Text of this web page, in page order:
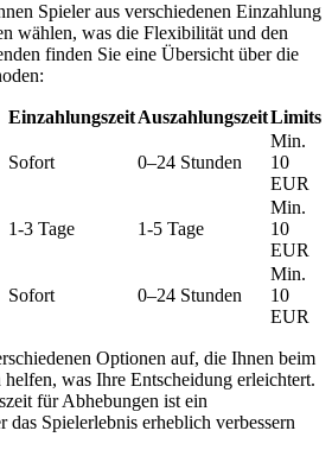
Spieler aus verschiedenen Einzahlung
wählen, was die Flexibilität und den
finden Sie eine Übersicht über die
EinzahlungszeitAuszahlungszeitLimits
Sofort 0–24 Stunden
Min.
10
EUR
1-3 Tage 1-5 Tage
Min.
10
EUR
Sofort 0–24 Stunden
Min.
10
EUR
Optionen auf, die Ihnen beim
was Ihre Entscheidung erleichtert.
für Abhebungen ist ein
das Spielerlebnis erheblich verbessern